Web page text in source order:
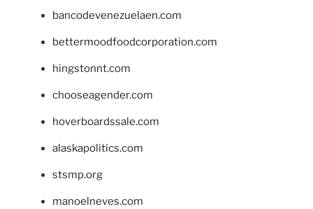
bancodevenezuelaen.com
bettermoodfoodcorporation.com
hingstonnt.com
chooseagender.com
hoverboardssale.com
alaskapolitics.com
stsmp.org
manoelneves.com